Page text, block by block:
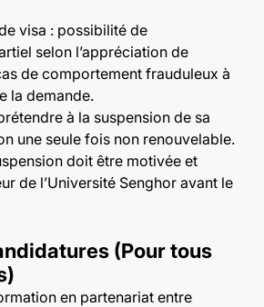
visa : possibilité de
selon l’appréciation de
de comportement frauduleux à
la demande.
à la suspension de sa
une seule fois non renouvelable.
doit être motivée et
de l’Université Senghor avant le
(Pour tous
en partenariat entre